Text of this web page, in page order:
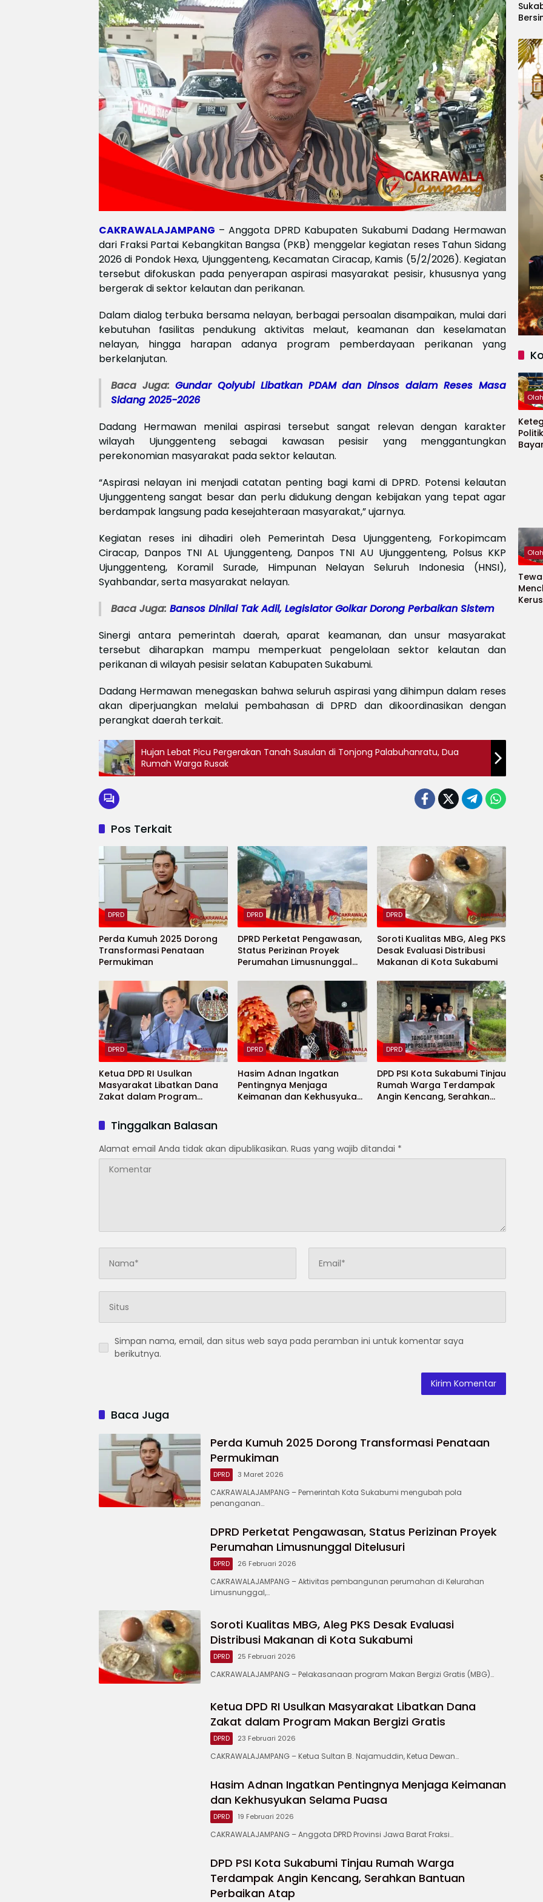
CAKRAWALAJAMPANG – Anggota DPRD Kabupaten Sukabumi Dadang Hermawan
dari Fraksi Partai Kebangkitan Bangsa (PKB) menggelar kegiatan reses Tahun Sidang
2026 di Pondok Hexa, Ujunggenteng, Kecamatan Ciracap, Kamis (5/2/2026). Kegiatan
tersebut difokuskan pada penyerapan aspirasi masyarakat pesisir, khususnya yang
bergerak di sektor kelautan dan perikanan.
Dalam dialog terbuka bersama nelayan, berbagai persoalan disampaikan, mulai dari
kebutuhan fasilitas pendukung aktivitas melaut, keamanan dan keselamatan
nelayan, hingga harapan adanya program pemberdayaan perikanan yang
berkelanjutan.
Baca Juga:Gundar Qolyubi Libatkan PDAM dan Dinsos dalam Reses Masa
Sidang 2025-2026
Dadang Hermawan menilai aspirasi tersebut sangat relevan dengan karakter
wilayah Ujunggenteng sebagai kawasan pesisir yang menggantungkan
perekonomian masyarakat pada sektor kelautan.
“Aspirasi nelayan ini menjadi catatan penting bagi kami di DPRD. Potensi kelautan
Ujunggenteng sangat besar dan perlu didukung dengan kebijakan yang tepat agar
berdampak langsung pada kesejahteraan masyarakat,” ujarnya.
Kegiatan reses ini dihadiri oleh Pemerintah Desa Ujunggenteng, Forkopimcam
Ciracap, Danpos TNI AL Ujunggenteng, Danpos TNI AU Ujunggenteng, Polsus KKP
Ujunggenteng, Koramil Surade, Himpunan Nelayan Seluruh Indonesia (HNSI),
Syahbandar, serta masyarakat nelayan.
Baca Juga: Bansos Dinilai Tak Adil, Legislator Golkar Dorong Perbaikan Sistem
Sinergi antara pemerintah daerah, aparat keamanan, dan unsur masyarakat
tersebut diharapkan mampu memperkuat pengelolaan sektor kelautan dan
perikanan di wilayah pesisir selatan Kabupaten Sukabumi.
Dadang Hermawan menegaskan bahwa seluruh aspirasi yang dihimpun dalam reses
akan diperjuangkan melalui pembahasan di DPRD dan dikoordinasikan dengan
perangkat daerah terkait.
Hujan Lebat Picu Pergerakan Tanah Susulan di Tonjong Palabuhanratu, Dua
Rumah Warga Rusak
Pos Terkait
DPRD
Perda Kumuh 2025 Dorong
Transformasi Penataan
Permukiman
DPRD
DPRD Perketat Pengawasan,
Status Perizinan Proyek
Perumahan Limusnunggal
DPRD
Soroti Kualitas MBG, Aleg PKS
Desak Evaluasi Distribusi
Makanan di Kota Sukabumi
DPRD
Ketua DPD RI Usulkan
Masyarakat Libatkan Dana
Zakat dalam Program
DPRD
Hasim Adnan Ingatkan
Pentingnya Menjaga
Keimanan dan Kekhusyukan
DPRD
DPD PSI Kota Sukabumi Tinjau
Rumah Warga Terdampak
Angin Kencang, Serahkan
Tinggalkan Balasan
Alamat email Anda tidak akan dipublikasikan. Ruas yang wajib ditandai *
Simpan nama, email, dan situs web saya pada peramban ini untuk komentar saya
berikutnya.
Baca Juga
Perda Kumuh 2025 Dorong Transformasi Penataan
Permukiman
DPRD 3 Maret 2026
CAKRAWALAJAMPANG – Pemerintah Kota Sukabumi mengubah pola
penanganan…
DPRD Perketat Pengawasan, Status Perizinan Proyek
Perumahan Limusnunggal Ditelusuri
DPRD 26 Februari 2026
CAKRAWALAJAMPANG – Aktivitas pembangunan perumahan di Kelurahan
Limusnunggal,…
Soroti Kualitas MBG, Aleg PKS Desak Evaluasi
Distribusi Makanan di Kota Sukabumi
DPRD 25 Februari 2026
CAKRAWALAJAMPANG – Pelakasanaan program Makan Bergizi Gratis (MBG)…
Ketua DPD RI Usulkan Masyarakat Libatkan Dana
Zakat dalam Program Makan Bergizi Gratis
DPRD 23 Februari 2026
CAKRAWALAJAMPANG – Ketua Sultan B. Najamuddin, Ketua Dewan…
Hasim Adnan Ingatkan Pentingnya Menjaga Keimanan
dan Kekhusyukan Selama Puasa
DPRD 19 Februari 2026
CAKRAWALAJAMPANG – Anggota DPRD Provinsi Jawa Barat Fraksi…
DPD PSI Kota Sukabumi Tinjau Rumah Warga
Terdampak Angin Kencang, Serahkan Bantuan
Perbaikan Atap
Gelar
Ajang
Kids
2026
Politik